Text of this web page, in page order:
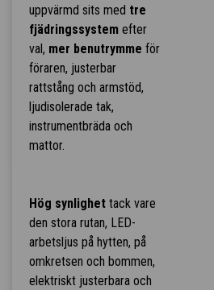
uppvärmd sits med tre
fjädringssystemefter
val, mer benutrymme för
föraren, justerbar
rattstång och armstöd,
ljudisolerade tak,
instrumentbräda och
mattor.
Hög synlighettack vare
den stora rutan, LED-
arbetsljus på hytten, på
omkretsen och bommen,
elektriskt justerbara och